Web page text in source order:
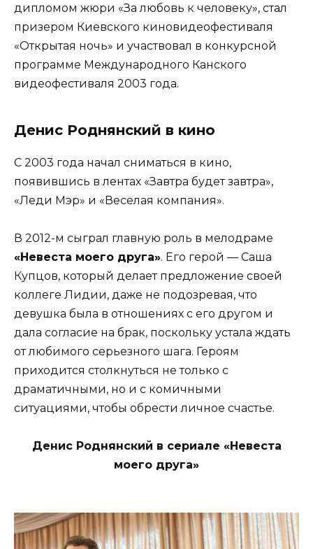
дипломом жюри «За любовь к человеку», стал
призером Киевского киновидеофестиваля
«Открытая ночь» и участвовал в конкурсной
программе Международного Канского
видеофестиваля 2003 года.
Денис Роднянский в кино
С 2003 года начал сниматься в кино,
появившись в лентах «Завтра будет завтра»,
«Леди Мэр» и «Веселая компания».
В 2012-м сыграл главную роль в мелодраме
«Невеста моего друга». Его герой — Саша
Купцов, который делает предложение своей
коллеге Лидии, даже не подозревая, что
девушка была в отношениях с его другом и
дала согласие на брак, поскольку устала ждать
от любимого серьезного шага. Героям
приходится столкнуться не только с
драматичными, но и с комичными
ситуациями, чтобы обрести личное счастье.
Денис Роднянский в сериале «Невеста
моего друга»